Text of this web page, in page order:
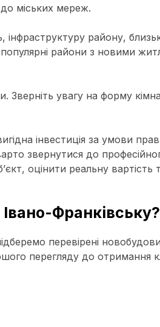
міських мереж.
району,
райони з новими
увагу на форму
інвестиція за умови
звернутися до
оцінити реальну вартість
Франківську?
перевірені
перегляду до отримання